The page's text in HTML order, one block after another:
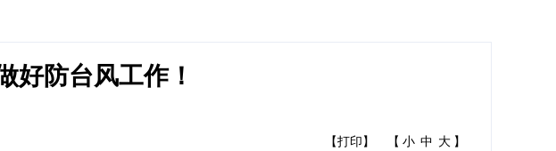
好防台风工作！
【打印】 【 小 中 大 】